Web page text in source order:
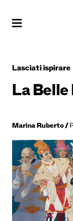
Lasciati ispirare
La
Marina Ruberto